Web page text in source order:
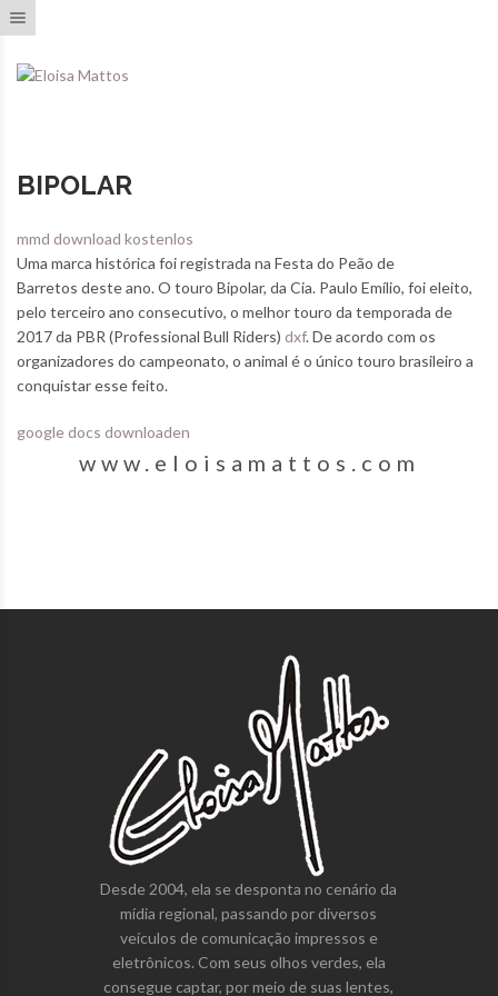
BIPOLAR
mmd download kostenlos
Uma marca histórica foi registrada na Festa do Peão de
Barretos deste ano. O touro Bipolar, da Cia. Paulo Emílio, foi eleito,
pelo terceiro ano consecutivo, o melhor touro da temporada de
2017 da PBR (Professional Bull Riders) dxf. De acordo com os
organizadores do campeonato, o animal é o único touro brasileiro a
conquistar esse feito.
google docs downloaden
www.eloisamattos.com
Desde 2004, ela se desponta no cenário da
mídia regional, passando por diversos
veículos de comunicação impressos e
eletrônicos. Com seus olhos verdes, ela
consegue captar, por meio de suas lentes,